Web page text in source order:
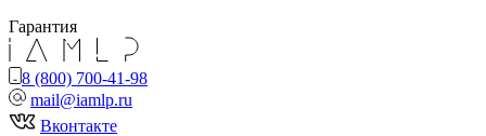
Гарантия
8 (800) 700-41-98
mail@iamlp.ru
Вконтакте